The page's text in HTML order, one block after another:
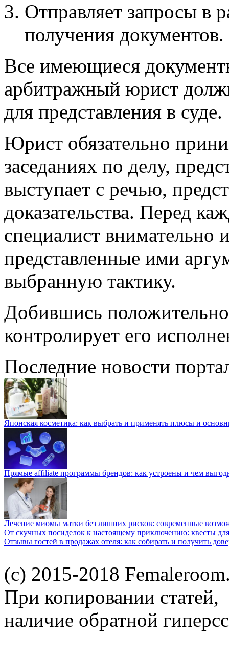
Отправляет запросы в
получения документов.
Все имеющиеся
арбитражный юрист
для представления в суде.
Юрист обязательно
заседаниях по делу,
выступает с речью,
доказательства. Перед
специалист внимательно
представленные ими
выбранную тактику.
Добившись
контролирует его
Последние новости
Японская косметика: как выбрать и применять плюсы и
Прямые affiliate программы брендов: как устроены и чем
Лечение миомы матки без лишних рисков: современные
От скучных посиделок к настоящему приключению: квесты
Отзывы гостей в продажах отеля: как собирать и получить
(c) 2015-2018
При копировании статей,
наличие обратной